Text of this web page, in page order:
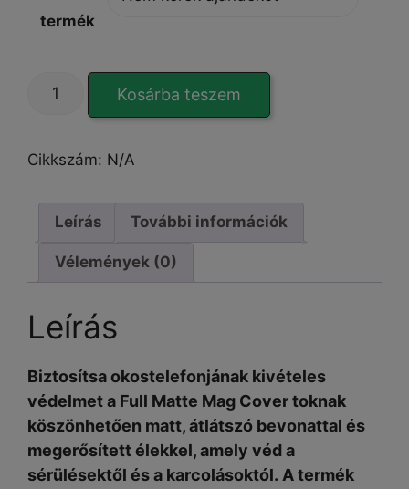
termék
CloudedShield
iPhone
mennyiség
Kosárba teszem
Cikkszám: N/A
Leírás További információk
Vélemények (0)
Leírás
Biztosítsa okostelefonjának kivételes
védelmet a Full Matte Mag Cover toknak
köszönhetően matt, átlátszó bevonattal és
megerősített élekkel, amely véd a
sérülésektől és a karcolásoktól. A termék